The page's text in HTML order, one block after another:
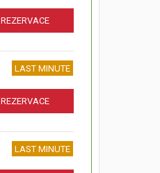
REZERVACE
LAST MINUTE
REZERVACE
LAST MINUTE